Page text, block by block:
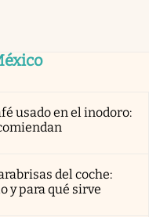
usado en el inodoro:
del coche:
y para qué sirve